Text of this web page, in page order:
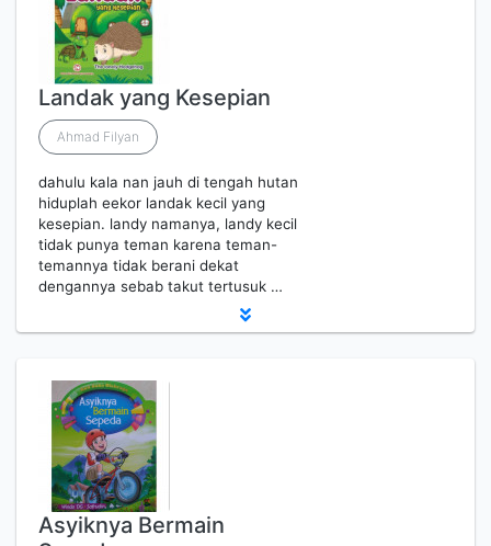
Landak yang Kesepian
Ahmad Filyan
dahulu kala nan jauh di tengah hutan
hiduplah eekor landak kecil yang
kesepian. landy namanya, landy kecil
tidak punya teman karena teman-
temannya tidak berani dekat
dengannya sebab takut tertusuk …
Asyiknya Bermain